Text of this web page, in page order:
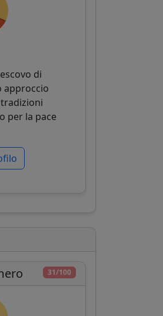
di
approccio
per la pace
31/100